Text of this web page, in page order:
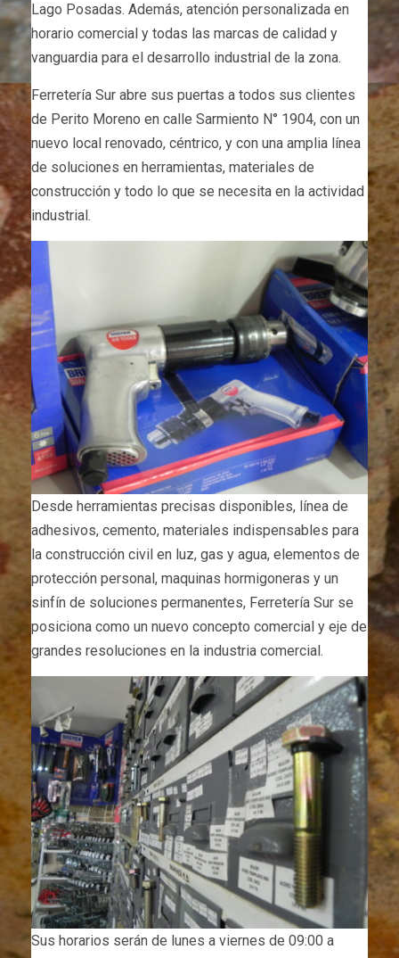
Lago Posadas. Además, atención personalizada en
horario comercial y todas las marcas de calidad y
vanguardia para el desarrollo industrial de la zona.
Ferretería Sur abre sus puertas a todos sus clientes
de Perito Moreno en calle Sarmiento N° 1904, con un
nuevo local renovado, céntrico, y con una amplia línea
de soluciones en herramientas, materiales de
construcción y todo lo que se necesita en la actividad
industrial.
Desde herramientas precisas disponibles, línea de
adhesivos, cemento, materiales indispensables para
la construcción civil en luz, gas y agua, elementos de
protección personal, maquinas hormigoneras y un
sinfín de soluciones permanentes, Ferretería Sur se
posiciona como un nuevo concepto comercial y eje de
grandes resoluciones en la industria comercial.
Sus horarios serán de lunes a viernes de 09:00 a